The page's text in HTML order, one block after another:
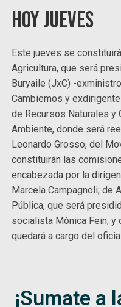
Hoy jueves
Este jueves se
Agricultura, que será
Buryaile (JxC) -
Cambiemos y
de Recursos Naturales y
Ambiente, donde será
Leonardo Grosso, del
constituirán las
encabezada por la
Marcela Campagnoli; de
Pública, que será
socialista Mónica Fein, y
quedará a cargo del
¡Sumate a